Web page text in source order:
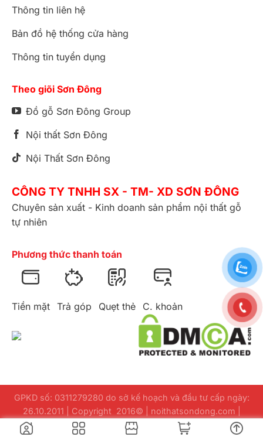
Thông tin liên hệ
Bản đồ hệ thống cửa hàng
Thông tin tuyển dụng
Theo giõi Sơn Đông
Đồ gỗ Sơn Đông Group
Nội thất Sơn Đông
Nội Thất Sơn Đông
CÔNG TY TNHH SX - TM- XD SƠN ĐÔNG
Chuyên sản xuất - Kinh doanh sản phẩm nội thất gỗ
tự nhiên
Phương thức thanh toán
Tiền mặt Trả góp Quẹt thẻ C. khoản
GPKD số: 0311279280 do sở kế hoạch và đầu tư cấp ngày:
26.10.2011 | Copyright 2016© | noithatsondong.com |
Design
webuuviet.com